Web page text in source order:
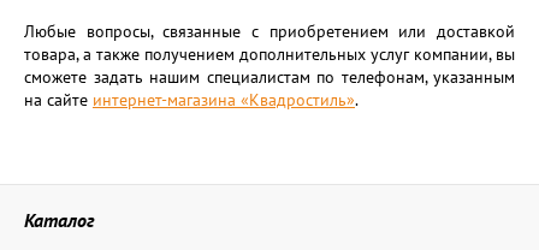
Любые вопросы, связанные с приобретением или доставкой
товара, а также получением дополнительных услуг компании, вы
сможете задать нашим специалистам по телефонам, указанным
на сайте интернет-магазина «Квадростиль».
Каталог